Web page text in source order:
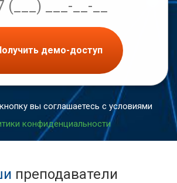
демо-доступ
вы соглашаетесь с условиями
конфиденциальности
преподаватели